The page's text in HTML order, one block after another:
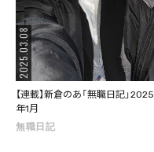
2025.03.08
【連載】新倉のあ「無職日記」2025
年1月
無職日記